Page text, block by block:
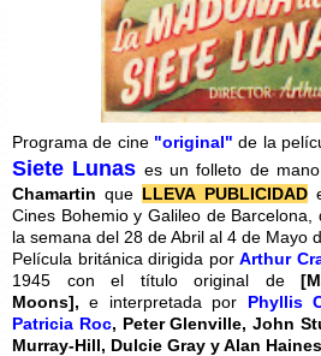
Programa de cine "original" de la
Siete Lunas es un folleto de mano
Chamartinque LLEVA PUBLICIDAD
Cines Bohemio y Galileo de
la semana del 28 de Abril al 4 de Mayo
Película británica dirigida porArthur
1945 con el título original de[
Moons],e interpretada por Phyllis
Patricia Roc, Peter Glenville, John
Murray-Hill, Dulcie Gray yAlan Haines